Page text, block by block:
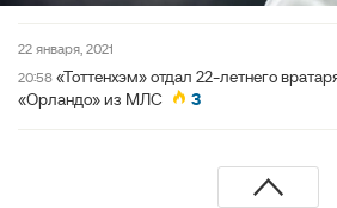
22 января, 2021
20:58 «Тоттенхэм» отдал 22-летнего
«Орландо» из МЛС
3